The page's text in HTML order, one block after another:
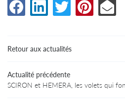
INSCRIPTION
Retour aux actualités
Actualité précédente
SCIRON et HEMERA, les volets qui